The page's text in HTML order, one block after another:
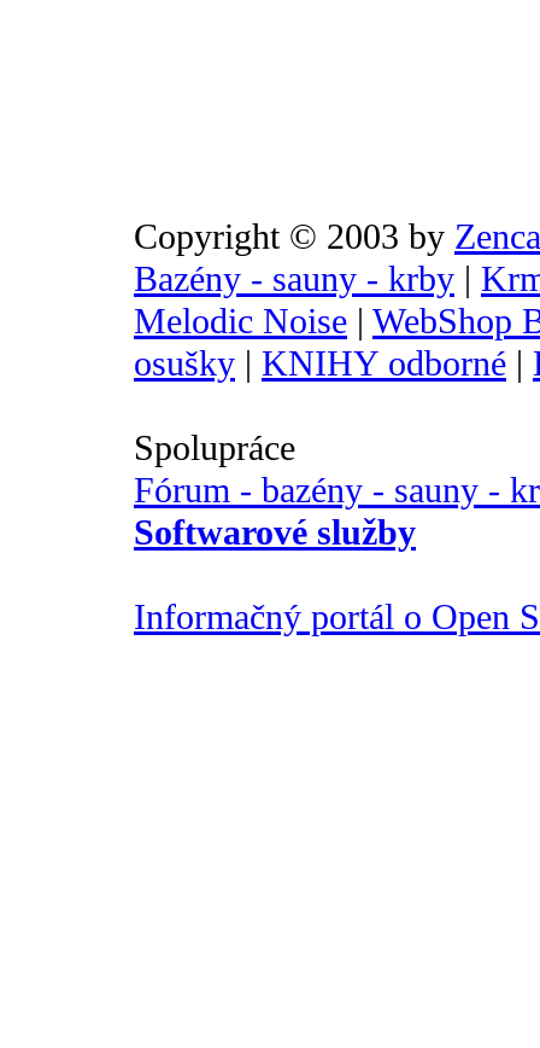
Copyright © 2003 by
Bazény - sauny - krby |
Melodic Noise | WebShop
osušky | KNIHY odborné |
Spolupráce
Fórum - bazény - sauny -
Softwarové služby
Informačný portál o Open